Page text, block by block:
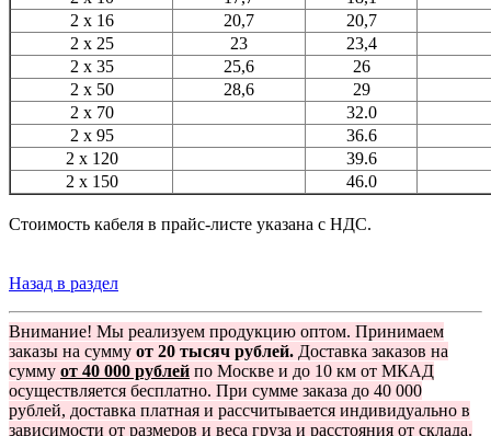
2 x 16
20,7
20,7
2 x 25
23
23,4
2 x 35
25,6 26
2 x 50
28,6 29
2 x 70
32.0
2 x 95
36.6
2 x 120
39.6
2 x 150
46.0
Стоимость кабеля в прайс-листе указана с НДС.
Назад в раздел
Внимание! Мы реализуем продукцию оптом. Принимаем
заказы на сумму от 20 тысяч рублей. Доставка заказов на
сумму от 40 000 рублей по Москве и до 10 км от МКАД
осуществляется бесплатно. При сумме заказа до 40 000
рублей, доставка платная и рассчитывается индивидуально в
зависимости от размеров и веса груза и расстояния от склада.